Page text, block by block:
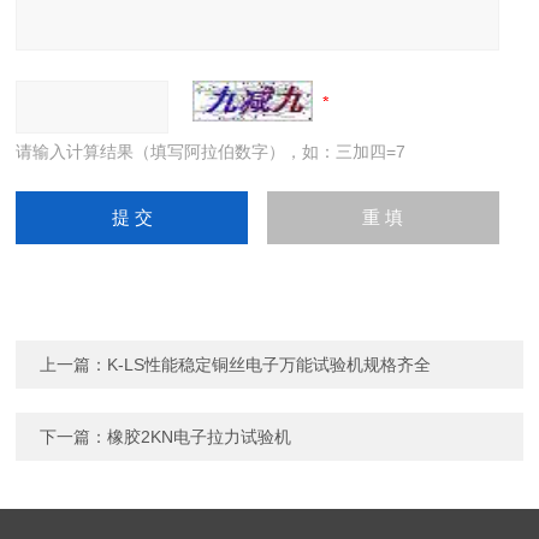
请输入计算结果（填写阿拉伯数字），如：三加四=7
上一篇： K-LS性能稳定铜丝电子万能试验机规格齐全
下一篇：橡胶2KN电子拉力试验机